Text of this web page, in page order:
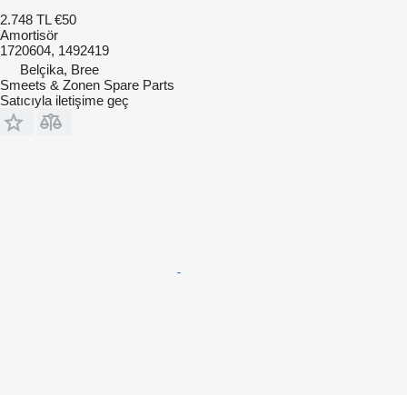
2.748 TL €50
Amortisör
1720604, 1492419
Belçika, Bree
Smeets & Zonen Spare Parts
Satıcıyla iletişime geç